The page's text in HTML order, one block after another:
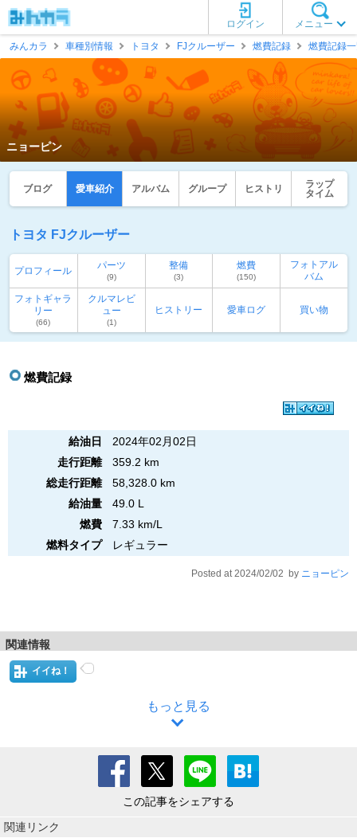
メニュー
ログイン
みんカラ
車種別情報 トヨタ FJクルーザー 燃費記録 燃費記録
ニョーピン
ブログ 愛車紹介 アルバム グループ ヒストリ
ラップ
タイム
トヨタ FJクルーザー
プロフィール パーツ
(9)
整備
(3)
燃費
(150)
フォトアル
バム
フォトギャラ
リー
(66)
クルマレビ
ュー
(1)
ヒストリー 愛車ログ 買い物
燃費記録
給油日
2024年02月02日
走行距離
359.2 km
総走行距離
58,328.0 km
給油量
49.0 L
燃費
7.33 km/L
燃料タイプ
レギュラー
Posted at 2024/02/02 by ニョーピン
関連情報
イイね！
もっと見る
この記事をシェアする
関連リンク